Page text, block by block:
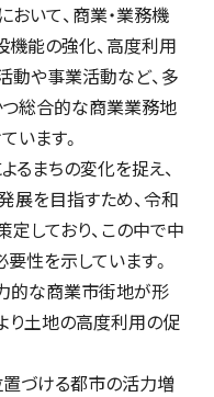
おいて、商業・業務機
能の強化、高度利用
動や事業活動など、多
総合的な商業業務地
います。
るまちの変化を捉え、
展を目指すため、令和
しており、この中で中
性を示しています。
的な商業市街地が形
り土地の高度利用の促
づける都市の活力増